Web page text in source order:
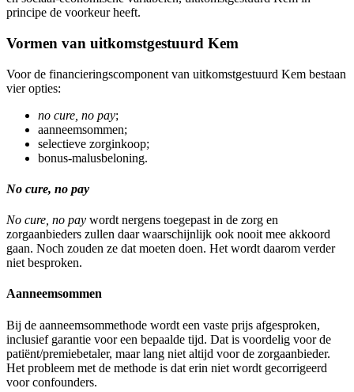
principe de voorkeur heeft.
Vormen van uitkomstgestuurd Kem
Voor de financieringscomponent van uitkomstgestuurd Kem bestaan
vier opties:
no cure, no pay;
aanneemsommen;
selectieve zorginkoop;
bonus-malusbeloning.
No cure, no pay
No cure, no pay wordt nergens toegepast in de zorg en
zorgaanbieders zullen daar waarschijnlijk ook nooit mee akkoord
gaan. Noch zouden ze dat moeten doen. Het wordt daarom verder
niet besproken.
Aanneemsommen
Bij de aanneemsommethode wordt een vaste prijs afgesproken,
inclusief garantie voor een bepaalde tijd. Dat is voordelig voor de
patiënt/premiebetaler, maar lang niet altijd voor de zorgaanbieder.
Het probleem met de methode is dat erin niet wordt gecorrigeerd
voor confounders.